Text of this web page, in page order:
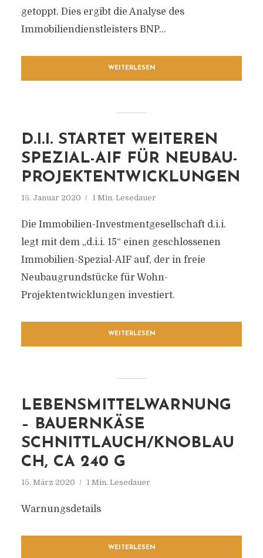
getoppt. Dies ergibt die Analyse des
Immobiliendienstleisters BNP...
WEITERLESEN
D.I.I. STARTET WEITEREN
SPEZIAL-AIF FÜR NEUBAU-
PROJEKTENTWICKLUNGEN
15. Januar 2020 1 Min. Lesedauer
Die Immobilien-Investmentgesellschaft d.i.i.
legt mit dem „d.i.i. 15“ einen geschlossenen
Immobilien-Spezial-AIF auf, der in freie
Neubaugrundstücke für Wohn-
Projektentwicklungen investiert.
WEITERLESEN
LEBENSMITTELWARNUNG
– BAUERNKÄSE
SCHNITTLAUCH/KNOBLAU
CH, CA 240 G
15. März 2020 1 Min. Lesedauer
Warnungsdetails
WEITERLESEN